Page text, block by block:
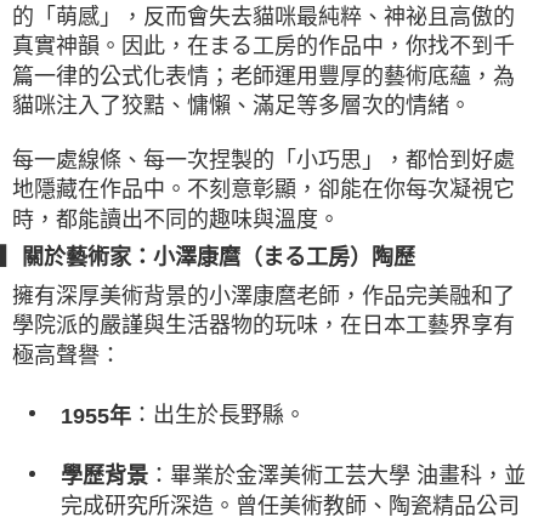
的「萌感」，反而會失去貓咪最純粹、神祕且高傲的
真實神韻。因此，在まる工房的作品中，你找不到千
篇一律的公式化表情；老師運用豐厚的藝術底蘊，為
貓咪注入了狡黠、慵懶、滿足等多層次的情緒。
每一處線條、每一次捏製的「小巧思」，都恰到好處
地隱藏在作品中。不刻意彰顯，卻能在你每次凝視它
時，都能讀出不同的趣味與溫度。
▎關於藝術家：小澤康麿（まる工房）陶歷
擁有深厚美術背景的小澤康麿老師，作品完美融和了
學院派的嚴謹與生活器物的玩味，在日本工藝界享有
極高聲譽：
1955年 ：出生於長野縣。
學歷背景 ：畢業於金澤美術工芸大學 油畫科，並
完成研究所深造。曾任美術教師、陶瓷精品公司